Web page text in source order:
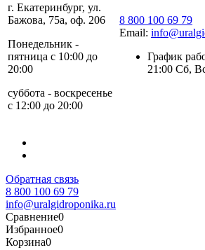
г. Екатеринбург, ул.
Бажова, 75а, оф. 206
Понедельник -
пятница с 10:00 до
20:00
суббота - воскресенье
с 12:00 до 20:00
8 800 100 69 79
Email:
График
21:00 Сб,
Обратная связь
8 800 100 69 79
info@uralgidroponika.ru
Сравнение0
Избранное0
Корзина0